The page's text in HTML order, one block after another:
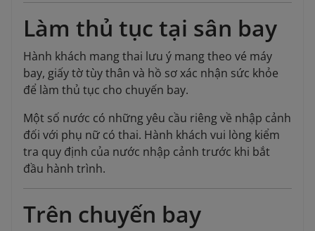
Làm thủ tục tại sân bay
Hành khách mang thai lưu ý mang theo vé máy
bay, giấy tờ tùy thân và hồ sơ xác nhận sức khỏe
để làm thủ tục cho chuyến bay.
Một số nước có những yêu cầu riêng về nhập cảnh
đối với phụ nữ có thai. Hành khách vui lòng kiểm
tra quy định của nước nhập cảnh trước khi bắt
đầu hành trình.
Trên chuyến bay